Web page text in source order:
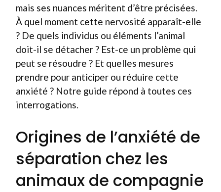
mais ses nuances méritent d’être précisées.
À quel moment cette nervosité apparaît-elle
? De quels individus ou éléments l’animal
doit-il se détacher ? Est-ce un problème qui
peut se résoudre ? Et quelles mesures
prendre pour anticiper ou réduire cette
anxiété ? Notre guide répond à toutes ces
interrogations.
Origines de l’anxiété de
séparation chez les
animaux de compagnie